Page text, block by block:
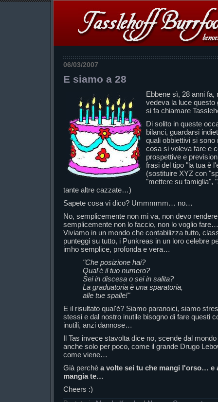
06/03/2007
E siamo a 28
Ebbene sì, 28 anni fa,
vedeva la luce questo
si fa chiamare
Di solito in queste
bilanci, guardarsi
quali obbiettivi si sono
cosa si voleva fare e
prospettive e
frasi del tipo "la tua è
(sostituire XYZ con
"mettere su famiglia",
tante altre cazzate…)
Sapete cosa vi dico? Ummmmm… no…
No, semplicemente non mi va, non devo
semplicemente non lo faccio, non lo voglio fare…
Viviamo in un mondo che contabilizza tutto,
punteggi su tutto, i Punkreas in un loro celebre
imho semplice, profonda e vera…
"Che posizione hai?
Qual'è il tuo numero?
Sei in discesa o sei in salita?
La graduatoria è una sparatoria,
alle tue spalle!"
E il risultato qual'è? Siamo paranoici, siamo
stessi e dal nostro inutile bisogno di fare questi
inutili, anzi dannose…
Il Tas invece stavolta dice no, scende dal
anche solo per poco, come il grande Drugo
come viene…
Già perchè a volte sei tu che mangi l'orso… e
mangia te…
Cheers :)